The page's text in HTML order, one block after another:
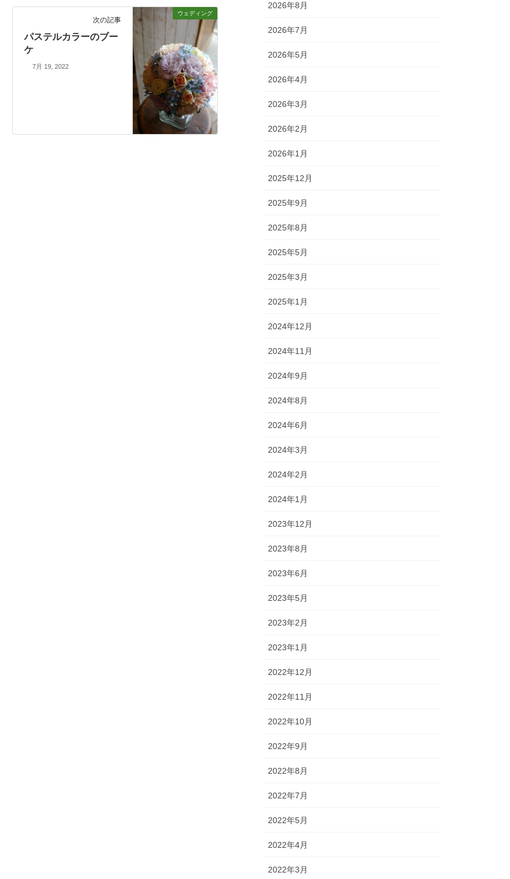
ウェディング
次の記事
パステルカラーのブー
ケ
7月 19, 2022
2026年8月
2026年7月
2026年5月
2026年4月
2026年3月
2026年2月
2026年1月
2025年12月
2025年9月
2025年8月
2025年5月
2025年3月
2025年1月
2024年12月
2024年11月
2024年9月
2024年8月
2024年6月
2024年3月
2024年2月
2024年1月
2023年12月
2023年8月
2023年6月
2023年5月
2023年2月
2023年1月
2022年12月
2022年11月
2022年10月
2022年9月
2022年8月
2022年7月
2022年5月
2022年4月
2022年3月